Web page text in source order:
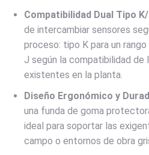
Compatibilidad Dual Tipo
de intercambiar sensores
proceso: tipo K para un
J según la compatibilidad de
existentes en la planta.
Diseño Ergonómico y
una funda de goma
ideal para soportar las
campo o entornos de obra